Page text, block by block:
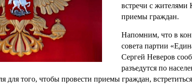
встречи с
приемы граждан.
Напомним, что в
совета партии
Сергей Неверов
разъедутся по
для того, чтобы провести приемы граждан,